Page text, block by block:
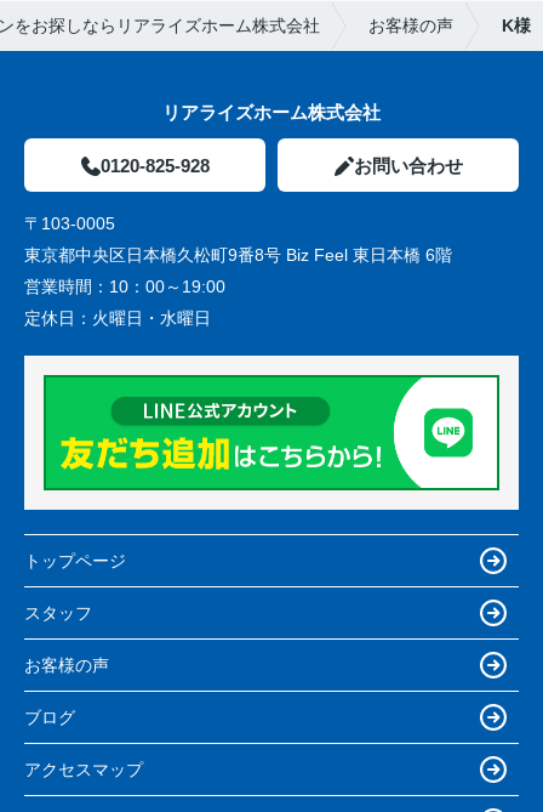
をお探しならリアライズホーム株式会社 お客様の声 K様
リアライズホーム株式会社
0120-825-928 お問い合わせ
〒103-0005
東京都中央区日本橋久松町9番8号 Biz Feel 東日本橋 6階
営業時間： 10：00～19:00
定休日： 火曜日・水曜日
トップページ
スタッフ
お客様の声
ブログ
アクセスマップ